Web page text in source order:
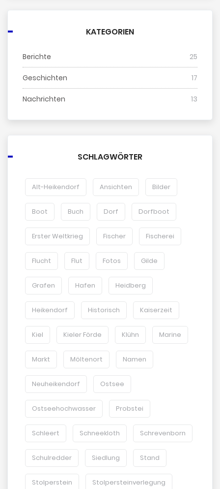
KATEGORIEN
Berichte 25
Geschichten 17
Nachrichten 13
SCHLAGWÖRTER
Alt-Heikendorf Ansichten Bilder
Boot Buch Dorf Dorfboot
Erster Weltkrieg Fischer Fischerei
Flucht Flut Fotos Gilde
Grafen Hafen Heidberg
Heikendorf Historisch Kaiserzeit
Kiel Kieler Förde Klühn Marine
Markt Möltenort Namen
Neuheikendorf Ostsee
Ostseehochwasser Probstei
Schleert Schneekloth Schrevenborn
Schulredder Siedlung Stand
Stolperstein Stolpersteinverlegung